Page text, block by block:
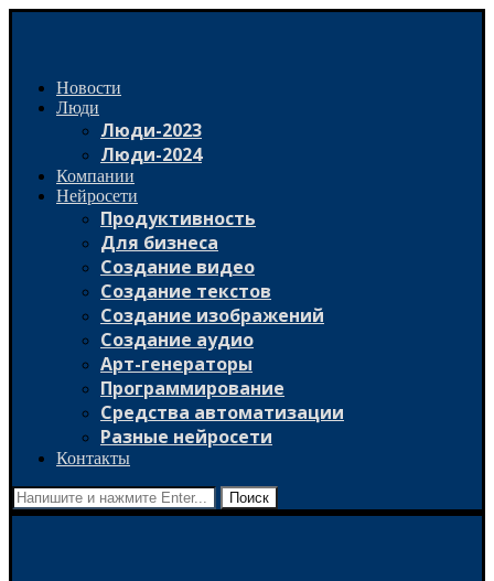
Новости
Люди
Люди-2023
Люди-2024
Компании
Нейросети
Продуктивность
Для бизнеса
Создание видео
Создание текстов
Создание изображений
Создание аудио
Арт-генераторы
Программирование
Средства автоматизации
Разные нейросети
Контакты
Поиск